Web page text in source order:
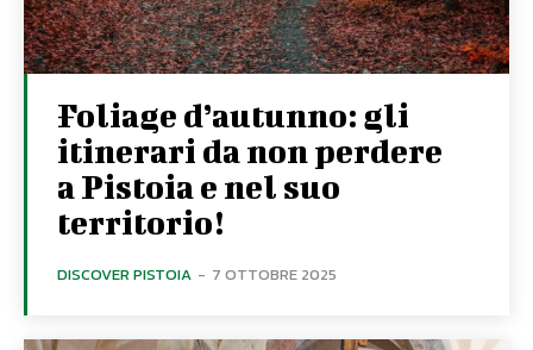
Foliage d’autunno: gli
itinerari da non perdere
a Pistoia e nel suo
territorio!
DISCOVER PISTOIA - 7 OTTOBRE 2025